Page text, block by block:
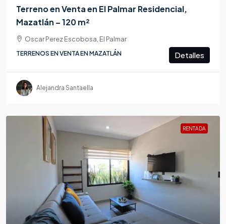
Terreno en Venta en El Palmar Residencial,
Mazatlán – 120 m²
Oscar Perez Escobosa, El Palmar
TERRENOS EN VENTA EN MAZATLÁN Detalles
Alejandra Santaella
RENTADA